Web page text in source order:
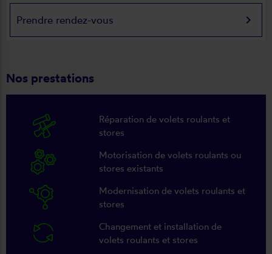
Prendre rendez-vous keyboard_arrow_right
Nos prestations
Réparation de volets roulants et
stores
Motorisation de volets roulants ou
stores existants
Modernisation de volets roulants et
stores
Changement et installation de
volets roulants et stores